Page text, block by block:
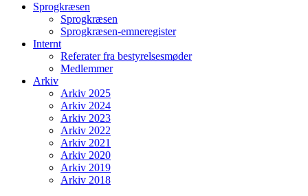
Sprogkræsen
Sprogkræsen
Sprogkræsen-emneregister
Internt
Referater fra bestyrelsesmøder
Medlemmer
Arkiv
Arkiv 2025
Arkiv 2024
Arkiv 2023
Arkiv 2022
Arkiv 2021
Arkiv 2020
Arkiv 2019
Arkiv 2018